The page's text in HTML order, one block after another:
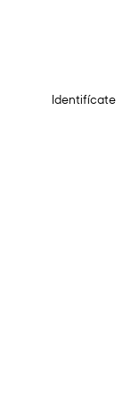
Identifícate